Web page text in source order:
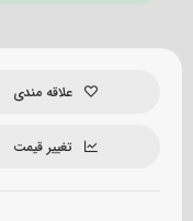
علاقه مندی
تغییر قیمت